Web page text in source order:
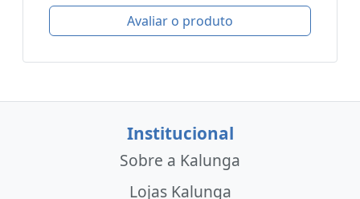
Avaliar o produto
Institucional
Sobre a Kalunga
Lojas Kalunga